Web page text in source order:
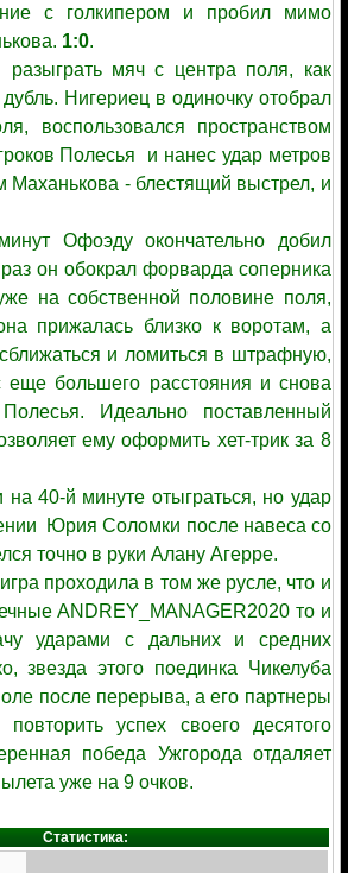
с голкипером и пробил мимо
1:0.
разыграть мяч с центра поля, как
Нигериец в одиночку отобрал
воспользовался пространством
Полесья и нанес удар метров
Маханькова - блестящий выстрел, и
Офоэду окончательно добил
он обокрал форварда соперника
на собственной половине поля,
прижалась близко к воротам, а
и ломиться в штрафную,
большего расстояния и снова
Идеально поставленный
ему оформить хет-трик за 8
на 40-й минуте отыграться, но удар
Юрия Соломки после навеса со
точно в руки Алану Агерре.
проходила в том же русле, что и
ANDREY_MANAGER2020 то и
ударами с дальних и средних
звезда этого поединка Чикелуба
после перерыва, а его партнеры
успех своего десятого
победа Ужгорода отдаляет
уже на 9 очков.
Статистика: